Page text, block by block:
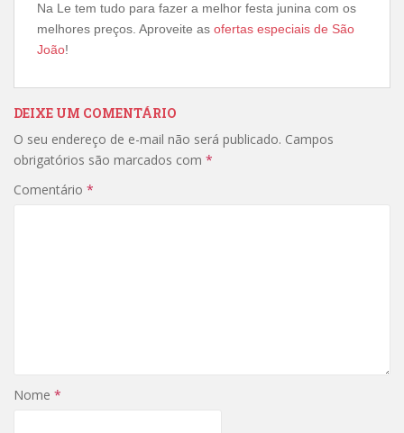
Na Le tem tudo para fazer a melhor festa junina com os
melhores preços. Aproveite as ofertas especiais de São
João!
DEIXE UM COMENTÁRIO
O seu endereço de e-mail não será publicado. Campos
obrigatórios são marcados com *
Comentário *
Nome *